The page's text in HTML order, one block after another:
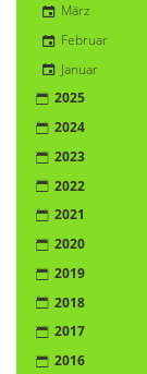
März
Februar
Januar
2025
2024
2023
2022
2021
2020
2019
2018
2017
2016